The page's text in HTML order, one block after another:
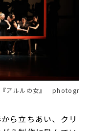
アルルの女』 photogr
ら立ちあい、クリ